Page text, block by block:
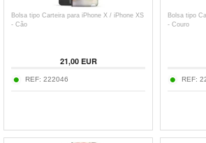
Bolsa tipo Carteira para iPhone X / iPhone XS
- Cão
21,00EUR
REF: 222046
Bolsa tipo
- Couro
REF: